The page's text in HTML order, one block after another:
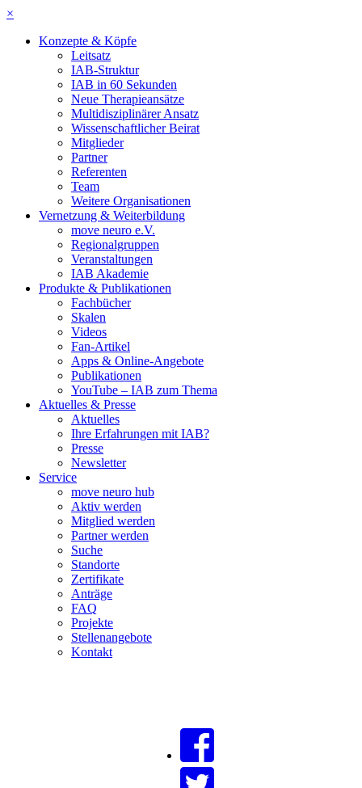
×
Konzepte & Köpfe
Leitsatz
IAB-Struktur
IAB in 60 Sekunden
Neue Therapieansätze
Multidisziplinärer Ansatz
Wissenschaftlicher Beirat
Mitglieder
Partner
Referenten
Team
Weitere Organisationen
Vernetzung & Weiterbildung
move neuro e.V.
Regionalgruppen
Veranstaltungen
IAB Akademie
Produkte & Publikationen
Fachbücher
Skalen
Videos
Fan-Artikel
Apps & Online-Angebote
Publikationen
YouTube – IAB zum Thema
Aktuelles & Presse
Aktuelles
Ihre Erfahrungen mit IAB?
Presse
Newsletter
Service
move neuro hub
Aktiv werden
Mitglied werden
Partner werden
Suche
Standorte
Zertifikate
Anträge
FAQ
Projekte
Stellenangebote
Kontakt